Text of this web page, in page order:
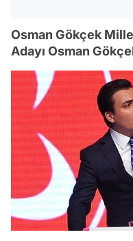
Osman Gökçek
Adayı Osman